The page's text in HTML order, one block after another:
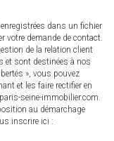
dans un fichier
votre demande de contact.
de la relation client
et sont destinées à nos
», vous pouvez
et les faire rectifier en
seine-immobilier.com.
au démarchage
inscrire ici :